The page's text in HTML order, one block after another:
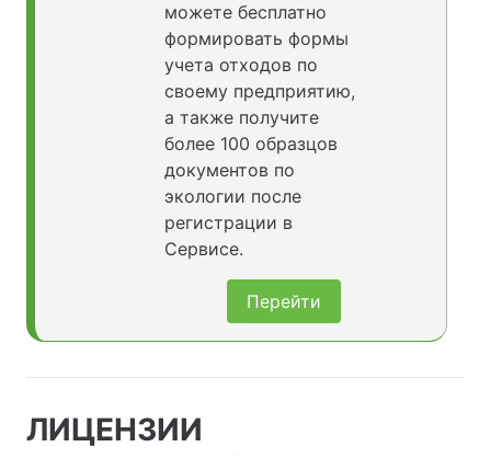
можете бесплатно
формировать формы
учета отходов по
своему предприятию,
а также получите
более 100 образцов
документов по
экологии после
регистрации в
Сервисе.
Перейти
ЛИЦЕНЗИИ